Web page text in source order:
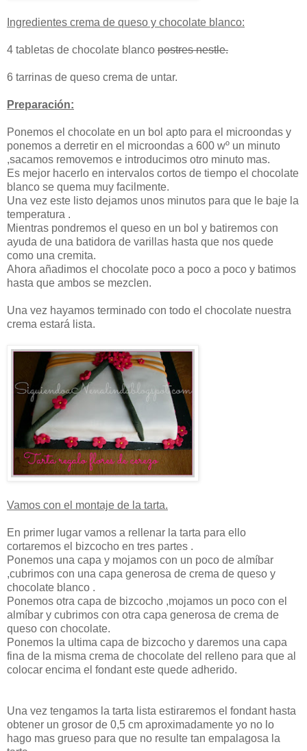
Ingredientes crema de queso y chocolate blanco:
4 tabletas de chocolate blanco postres nestle.
6 tarrinas de queso crema de untar.
Preparación:
Ponemos el chocolate en un bol apto para el microondas y
ponemos a derretir en el microondas a 600 wº un minuto
,sacamos removemos e introducimos otro minuto mas.
Es mejor hacerlo en intervalos cortos de tiempo el chocolate
blanco se quema muy facilmente.
Una vez este listo dejamos unos minutos para que le baje la
temperatura .
Mientras pondremos el queso en un bol y batiremos con
ayuda de una batidora de varillas hasta que nos quede
como una cremita.
Ahora añadimos el chocolate poco a poco a poco y batimos
hasta que ambos se mezclen.
Una vez hayamos terminado con todo el chocolate nuestra
crema estará lista.
Vamos con el montaje de la tarta.
En primer lugar vamos a rellenar la tarta para ello
cortaremos el bizcocho en tres partes .
Ponemos una capa y mojamos con un poco de almíbar
,cubrimos con una capa generosa de crema de queso y
chocolate blanco .
Ponemos otra capa de bizcocho ,mojamos un poco con el
almíbar y cubrimos con otra capa generosa de crema de
queso con chocolate.
Ponemos la ultima capa de bizcocho y daremos una capa
fina de la misma crema de chocolate del relleno para que al
colocar encima el fondant este quede adherido.
Una vez tengamos la tarta lista estiraremos el fondant hasta
obtener un grosor de 0,5 cm aproximadamente yo no lo
hago mas grueso para que no resulte tan empalagosa la